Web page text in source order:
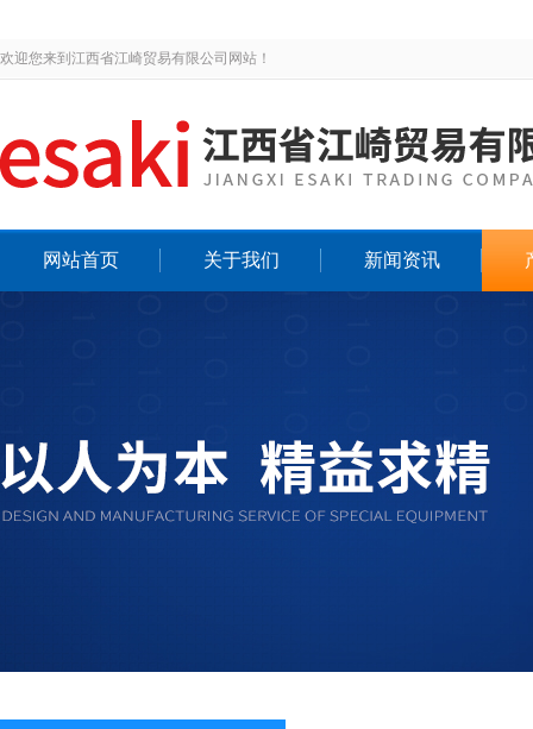
欢迎您来到江西省江崎贸易有限公司网站！
网站首页 关于我们 新闻资讯